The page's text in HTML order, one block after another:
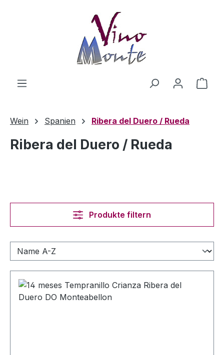
Wein Spanien Ribera del Duero / Rueda
Ribera del Duero / Rueda
Produkte filtern